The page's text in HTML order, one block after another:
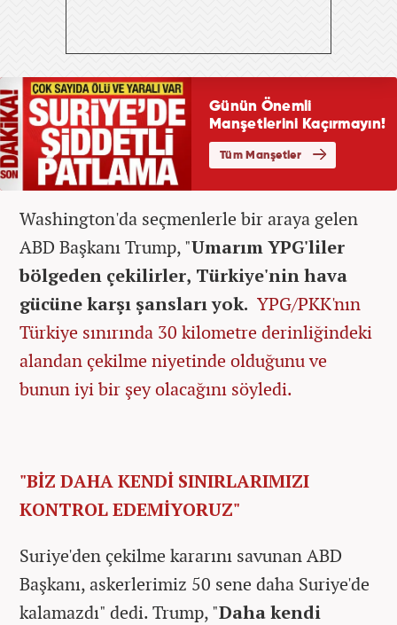
Washington'da seçmenlerle bir araya gelen
ABD Başkanı Trump, "Umarım YPG'liler
bölgeden çekilirler, Türkiye'nin hava
gücüne karşı şansları yok. YPG/PKK'nın
Türkiye sınırında 30 kilometre derinliğindeki
alandan çekilme niyetinde olduğunu ve
bunun iyi bir şey olacağını söyledi.
"BİZ DAHA KENDİ SINIRLARIMIZI
KONTROL EDEMİYORUZ"
Suriye'den çekilme kararını savunan ABD
Başkanı, askerlerimiz 50 sene daha Suriye'de
kalamazdı" dedi. Trump, "Daha kendi